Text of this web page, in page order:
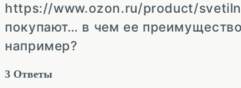
https://www.ozon.ru/product/
покупают… в чем ее
например?
3 Ответы